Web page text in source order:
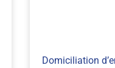
Domiciliation